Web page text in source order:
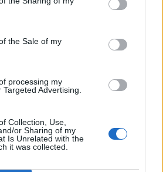
the Sale of my
processing my
Advertising.
Collection, Use,
or Sharing of my
Is Unrelated with the
it was collected.
σημαντική, επειδή οι
φορές αντανακλούν
για τις
στο